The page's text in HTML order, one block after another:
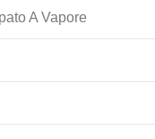
A Vapore